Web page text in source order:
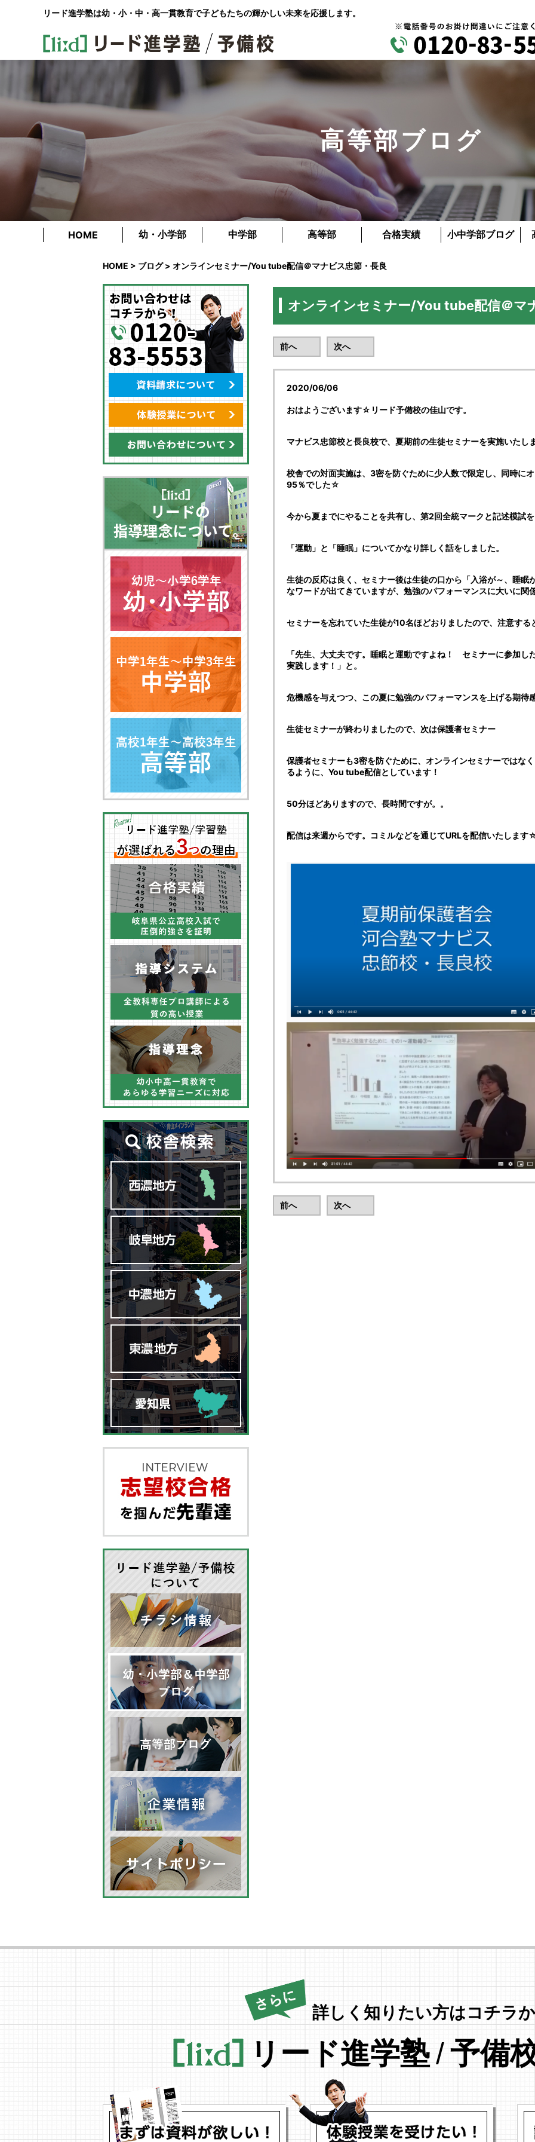
リード進学塾は幼・小・中・高一貫教育で子どもたちの輝かしい未来を応援します。
高等部ブログ
HOME 幼・小学部 中学部 高等部 合格実績 小中学部ブログ
HOME > ブログ> オンラインセミナー/You tube配信＠マナビス忠節・長良
オンラインセミナー/You tube配信＠マ
前へ 次へ
2020/06/06
おはようございます☆リード予備校の佳山です。
マナビス忠節校と長良校で、夏期前の生徒セミナーを実施いた
校舎での対面実施は、3密を防ぐために少人数で限定し、同時に
95％でした☆
今から夏までにやることを共有し、第2回全統マークと記述模試
「運動」と「睡眠」についてかなり詳しく話をしました。
生徒の反応は良く、セミナー後は生徒の口から「入浴が～、睡眠
なワードが出てきていますが、勉強のパフォーマンスに大いに
セミナーを忘れていた生徒が10名ほどおりましたので、注意する
「先生、大丈夫です。睡眠と運動ですよね！ セミナーに参加し
実践します！」と。
危機感を与えつつ、この夏に勉強のパフォーマンスを上げる期
生徒セミナーが終わりましたので、次は保護者セミナー
保護者セミナーも3密を防ぐために、オンラインセミナーではな
るように、You tube配信としています！
50分ほどありますので、長時間ですが。。
配信は来週からです。コミルなどを通じてURLを配信いたします
前へ 次へ
詳しく知りたい方はコチラ
リード進学塾/予備